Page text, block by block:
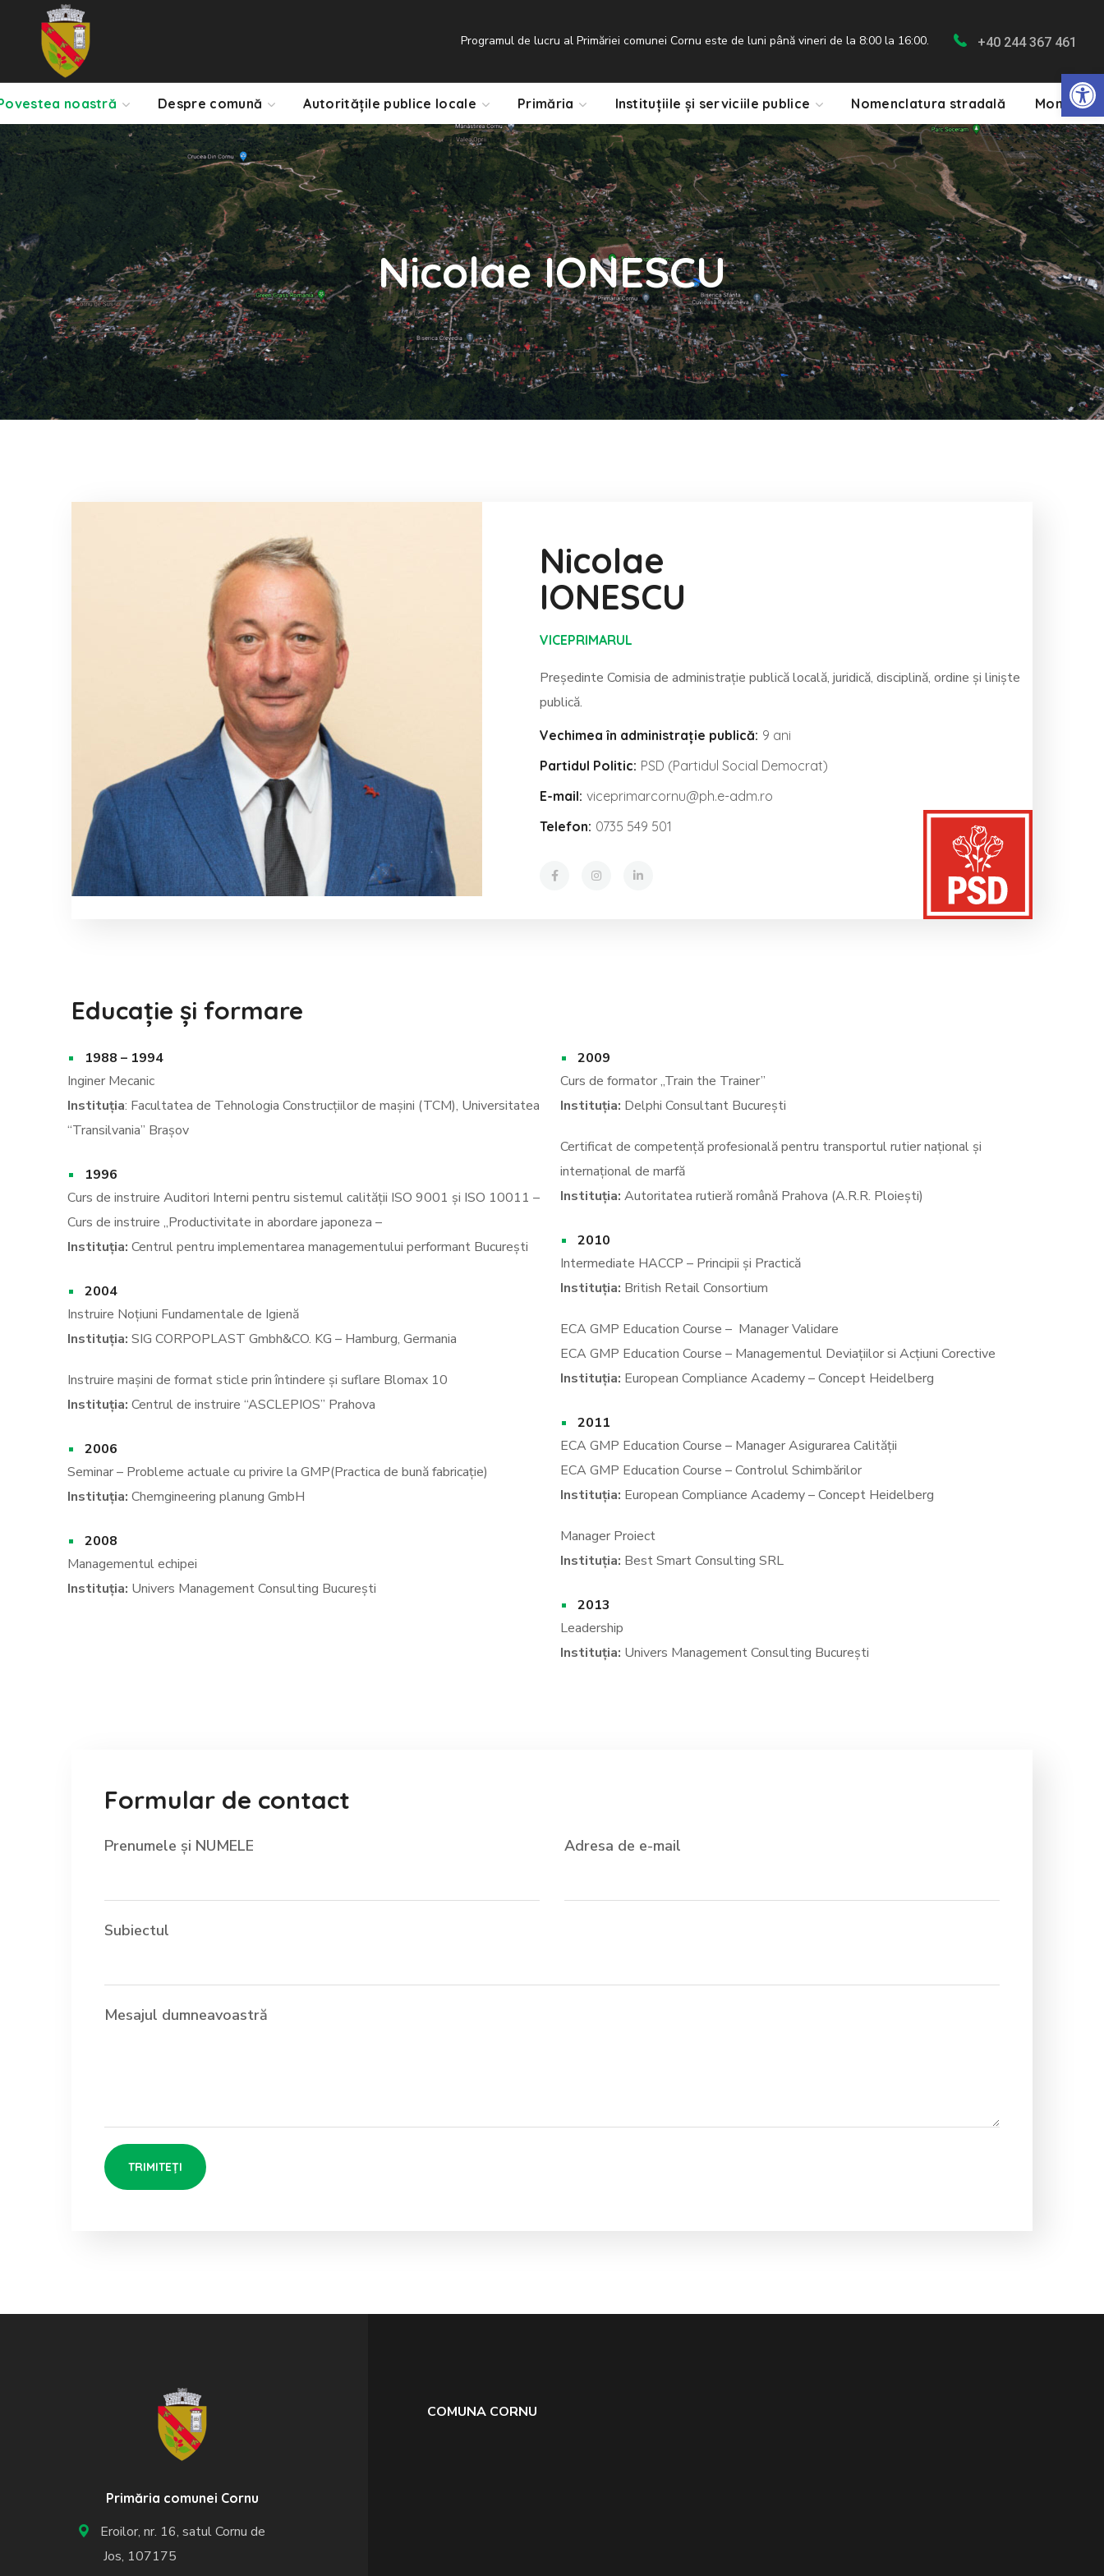
Programul de lucru al Primăriei comunei Cornu este de luni până vineri de la 8:00 la 16:00. +40 244 367 461
noastră Despre comună Autoritățile publice locale Primăria Instituțiile și serviciile publice Nomenclatura stradală Monitorul
Nicolae IONESCU
Nicolae
IONESCU
VICEPRIMARUL
Președinte Comisia de administrație publică locală, juridică, disciplină, ordine și liniște
publică.
Vechimea în administrație publică: 9 ani
Partidul Politic: PSD (Partidul Social Democrat)
E-mail: viceprimarcornu@ph.e-adm.ro
Telefon: 0735 549 501
Educație și formare
1988 – 1994
Inginer Mecanic
Instituția: Facultatea de Tehnologia Construcțiilor de mașini (TCM), Universitatea
“Transilvania” Brașov
1996
Curs de instruire Auditori Interni pentru sistemul calității ISO 9001 și ISO 10011 –
Curs de instruire „Productivitate in abordare japoneza –
Instituția: Centrul pentru implementarea managementului performant București
2004
Instruire Noțiuni Fundamentale de Igienă
Instituția: SIG CORPOPLAST Gmbh&CO. KG – Hamburg, Germania
Instruire mașini de format sticle prin întindere și suflare Blomax 10
Instituția: Centrul de instruire “ASCLEPIOS” Prahova
2006
Seminar – Probleme actuale cu privire la GMP(Practica de bună fabricație)
Instituția: Chemgineering planung GmbH
2008
Managementul echipei
Instituția: Univers Management Consulting București
2009
Curs de formator „Train the Trainer”
Instituția: Delphi Consultant București
Certificat de competență profesională pentru transportul rutier național și
internațional de marfă
Instituția: Autoritatea rutieră română Prahova (A.R.R. Ploiești)
2010
Intermediate HACCP – Principii și Practică
Instituția: British Retail Consortium
ECA GMP Education Course – Manager Validare
ECA GMP Education Course – Managementul Deviațiilor si Acțiuni Corective
Instituția: European Compliance Academy – Concept Heidelberg
2011
ECA GMP Education Course – Manager Asigurarea Calității
ECA GMP Education Course – Controlul Schimbărilor
Instituția: European Compliance Academy – Concept Heidelberg
Manager Proiect
Instituția: Best Smart Consulting SRL
2013
Leadership
Instituția: Univers Management Consulting București
Formular de contact
Prenumele și NUMELE Adresa de e-mail
Subiectul
Mesajul dumneavoastră
Primăria comunei Cornu
Eroilor, nr. 16, satul Cornu de
Jos, 107175
COMUNA CORNU